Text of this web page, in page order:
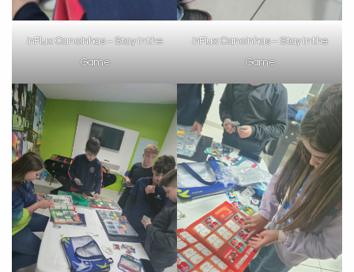
inFlux Canoinhas – Stay in the
Game
inFlux Canoinhas – Stay in the
Game